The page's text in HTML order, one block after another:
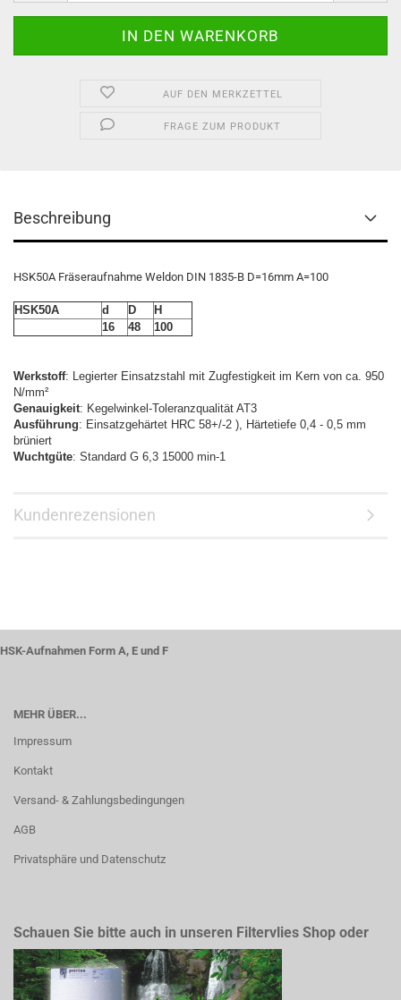
AUF DEN MERKZETTEL
FRAGE ZUM PRODUKT
Beschreibung
HSK50A Fräseraufnahme Weldon DIN 1835-B D=16mm A=100
HSK50A d D
H
16
48 100
Werkstoff: Legierter Einsatzstahl mit Zugfestigkeit im Kern von ca. 950
N/mm²
Genauigkeit: Kegelwinkel-Toleranzqualität AT3
Ausführung: Einsatzgehärtet HRC 58+/-2 ), Härtetiefe 0,4 - 0,5 mm
brüniert
Wuchtgüte: Standard G 6,3 15000 min-1
Kundenrezensionen
HSK-Aufnahmen Form A, E und F
MEHR ÜBER...
Impressum
Kontakt
Versand- & Zahlungsbedingungen
AGB
Privatsphäre und Datenschutz
Schauen Sie bitte auch in unseren Filtervlies Shop oder